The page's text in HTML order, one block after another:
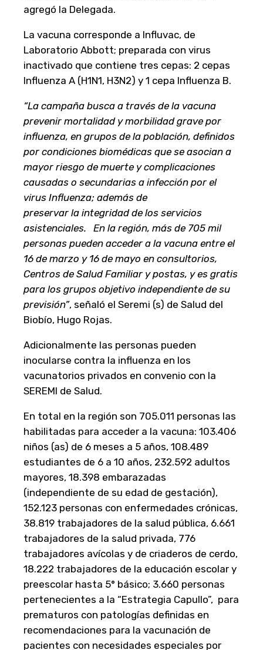
agregó la Delegada.
La vacuna corresponde a Influvac, de
Laboratorio Abbott; preparada con virus
inactivado que contiene tres cepas: 2 cepas
Influenza A (H1N1, H3N2) y 1 cepa Influenza B.
“La campaña busca a través de la vacuna
prevenir mortalidad y morbilidad grave por
influenza, en grupos de la población, definidos
por condiciones biomédicas que se asocian a
mayor riesgo de muerte y complicaciones
causadas o secundarias a infección por el
virus Influenza; además de
preservar la integridad de los servicios
asistenciales. En la región, más de 705 mil
personas pueden acceder a la vacuna entre el
16 de marzo y 16 de mayo en consultorios,
Centros de Salud Familiar y postas, y es gratis
para los grupos objetivo independiente de su
previsión”, señaló el Seremi (s) de Salud del
Biobío, Hugo Rojas.
Adicionalmente las personas pueden
inocularse contra la influenza en los
vacunatorios privados en convenio con la
SEREMI de Salud.
En total en la región son 705.011 personas las
habilitadas para acceder a la vacuna: 103.406
niños (as) de 6 meses a 5 años, 108.489
estudiantes de 6 a 10 años, 232.592 adultos
mayores, 18.398 embarazadas
(independiente de su edad de gestación),
152.123 personas con enfermedades crónicas,
38.819 trabajadores de la salud pública, 6.661
trabajadores de la salud privada, 776
trabajadores avícolas y de criaderos de cerdo,
18.222 trabajadores de la educación escolar y
preescolar hasta 5° básico; 3.660 personas
pertenecientes a la “Estrategia Capullo”, para
prematuros con patologías definidas en
recomendaciones para la vacunación de
pacientes con necesidades especiales por